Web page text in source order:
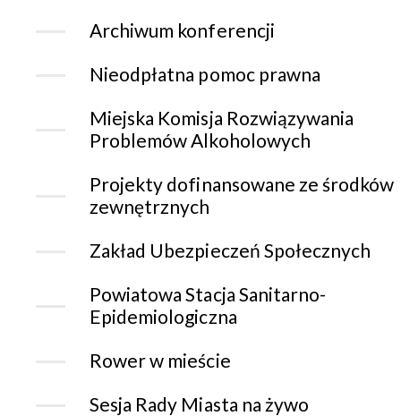
Archiwum konferencji
Nieodpłatna pomoc prawna
Miejska Komisja Rozwiązywania
Problemów Alkoholowych
Projekty dofinansowane ze środków
zewnętrznych
Zakład Ubezpieczeń Społecznych
Powiatowa Stacja Sanitarno-
Epidemiologiczna
Rower w mieście
Sesja Rady Miasta na żywo